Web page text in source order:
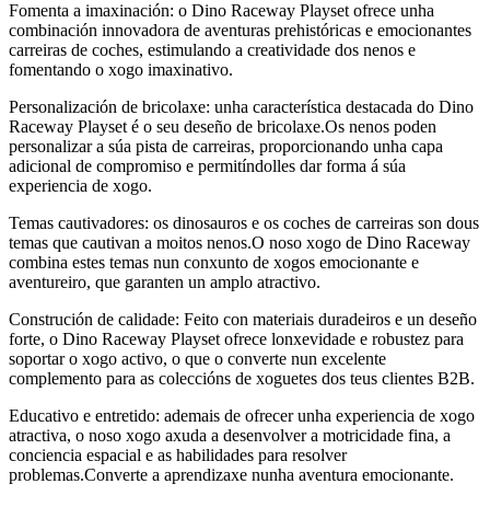
Fomenta a imaxinación: o Dino Raceway Playset ofrece unha
combinación innovadora de aventuras prehistóricas e emocionantes
carreiras de coches, estimulando a creatividade dos nenos e
fomentando o xogo imaxinativo.
Personalización de bricolaxe: unha característica destacada do Dino
Raceway Playset é o seu deseño de bricolaxe.Os nenos poden
personalizar a súa pista de carreiras, proporcionando unha capa
adicional de compromiso e permitíndolles dar forma á súa
experiencia de xogo.
Temas cautivadores: os dinosauros e os coches de carreiras son dous
temas que cautivan a moitos nenos.O noso xogo de Dino Raceway
combina estes temas nun conxunto de xogos emocionante e
aventureiro, que garanten un amplo atractivo.
Construción de calidade: Feito con materiais duradeiros e un deseño
forte, o Dino Raceway Playset ofrece lonxevidade e robustez para
soportar o xogo activo, o que o converte nun excelente
complemento para as coleccións de xoguetes dos teus clientes B2B.
Educativo e entretido: ademais de ofrecer unha experiencia de xogo
atractiva, o noso xogo axuda a desenvolver a motricidade fina, a
conciencia espacial e as habilidades para resolver
problemas.Converte a aprendizaxe nunha aventura emocionante.